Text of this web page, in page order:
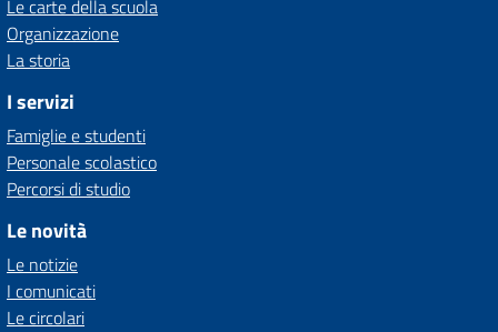
Le carte della scuola
Organizzazione
La storia
I servizi
Famiglie e studenti
Personale scolastico
Percorsi di studio
Le novità
Le notizie
I comunicati
Le circolari